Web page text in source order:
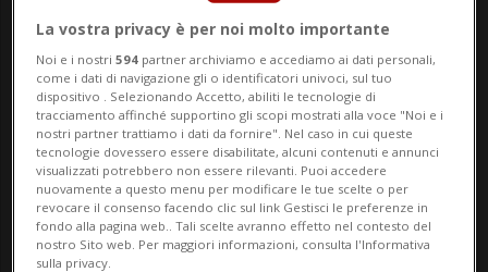
Keller.
La vostra privacy è per noi molto importante
Noi e i nostri594 partner archiviamo e accediamo ai dati personali,
come i dati di navigazione gli o identificatori univoci, sul tuo
dispositivo . Selezionando Accetto, abiliti le tecnologie di
tracciamento affinché supportino gli scopi mostrati alla voce "Noi e i
nostri partner trattiamo i dati da fornire". Nel caso in cui queste
tecnologie dovessero essere disabilitate, alcuni contenuti e annunci
visualizzati potrebbero non essere rilevanti. Puoi accedere
nuovamente a questo menu per modificare le tue scelte o per
revocare il consenso facendo clic sul link Gestisci le preferenze in
fondo alla pagina web.. Tali scelte avranno effetto nel contesto del
nostro Sito web. Per maggiori informazioni, consulta l'Informativa
sulla privacy.